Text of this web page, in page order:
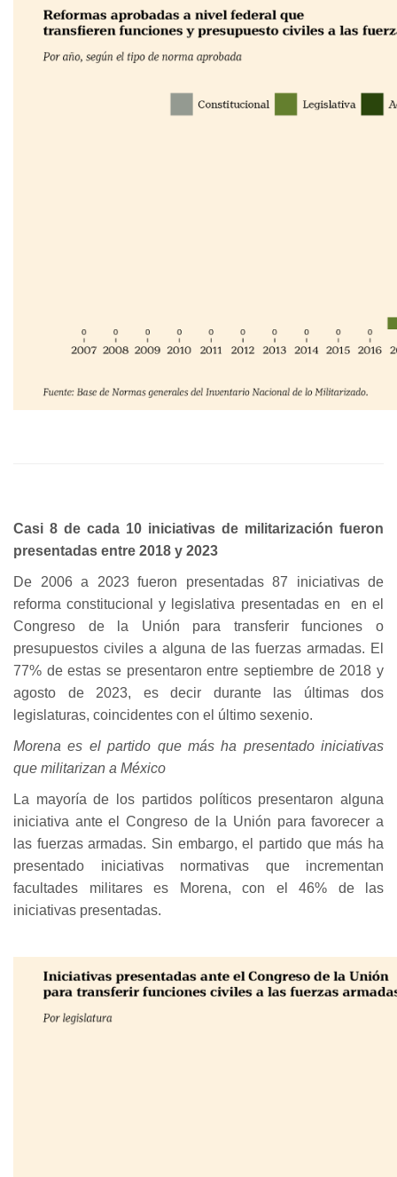
Casi 8 de cada 10 iniciativas de militarización fueron
presentadas entre 2018 y 2023
De 2006 a 2023 fueron presentadas 87 iniciativas de
reforma constitucional y legislativa presentadas en en el
Congreso de la Unión para transferir funciones o
presupuestos civiles a alguna de las fuerzas armadas. El
77% de estas se presentaron entre septiembre de 2018 y
agosto de 2023, es decir durante las últimas dos
legislaturas, coincidentes con el último sexenio.
Morena es el partido que más ha presentado iniciativas
que militarizan a México
La mayoría de los partidos políticos presentaron alguna
iniciativa ante el Congreso de la Unión para favorecer a
las fuerzas armadas. Sin embargo, el partido que más ha
presentado iniciativas normativas que incrementan
facultades militares es Morena, con el 46% de las
iniciativas presentadas.